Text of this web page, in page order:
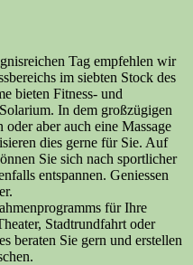
Tag empfehlen wir
im siebten Stock des
bieten Fitness- und
In dem großzügigen
aber auch eine Massage
dies gerne für Sie. Auf
Sie sich nach sportlicher
entspannen. Geniessen
für Ihre
Stadtrundfahrt oder
beraten Sie gern und erstellen